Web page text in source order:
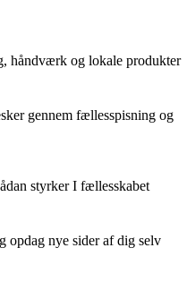
håndværk og lokale produkter
gennem fællesspisning og
styrker I fællesskabet
opdag nye sider af dig selv